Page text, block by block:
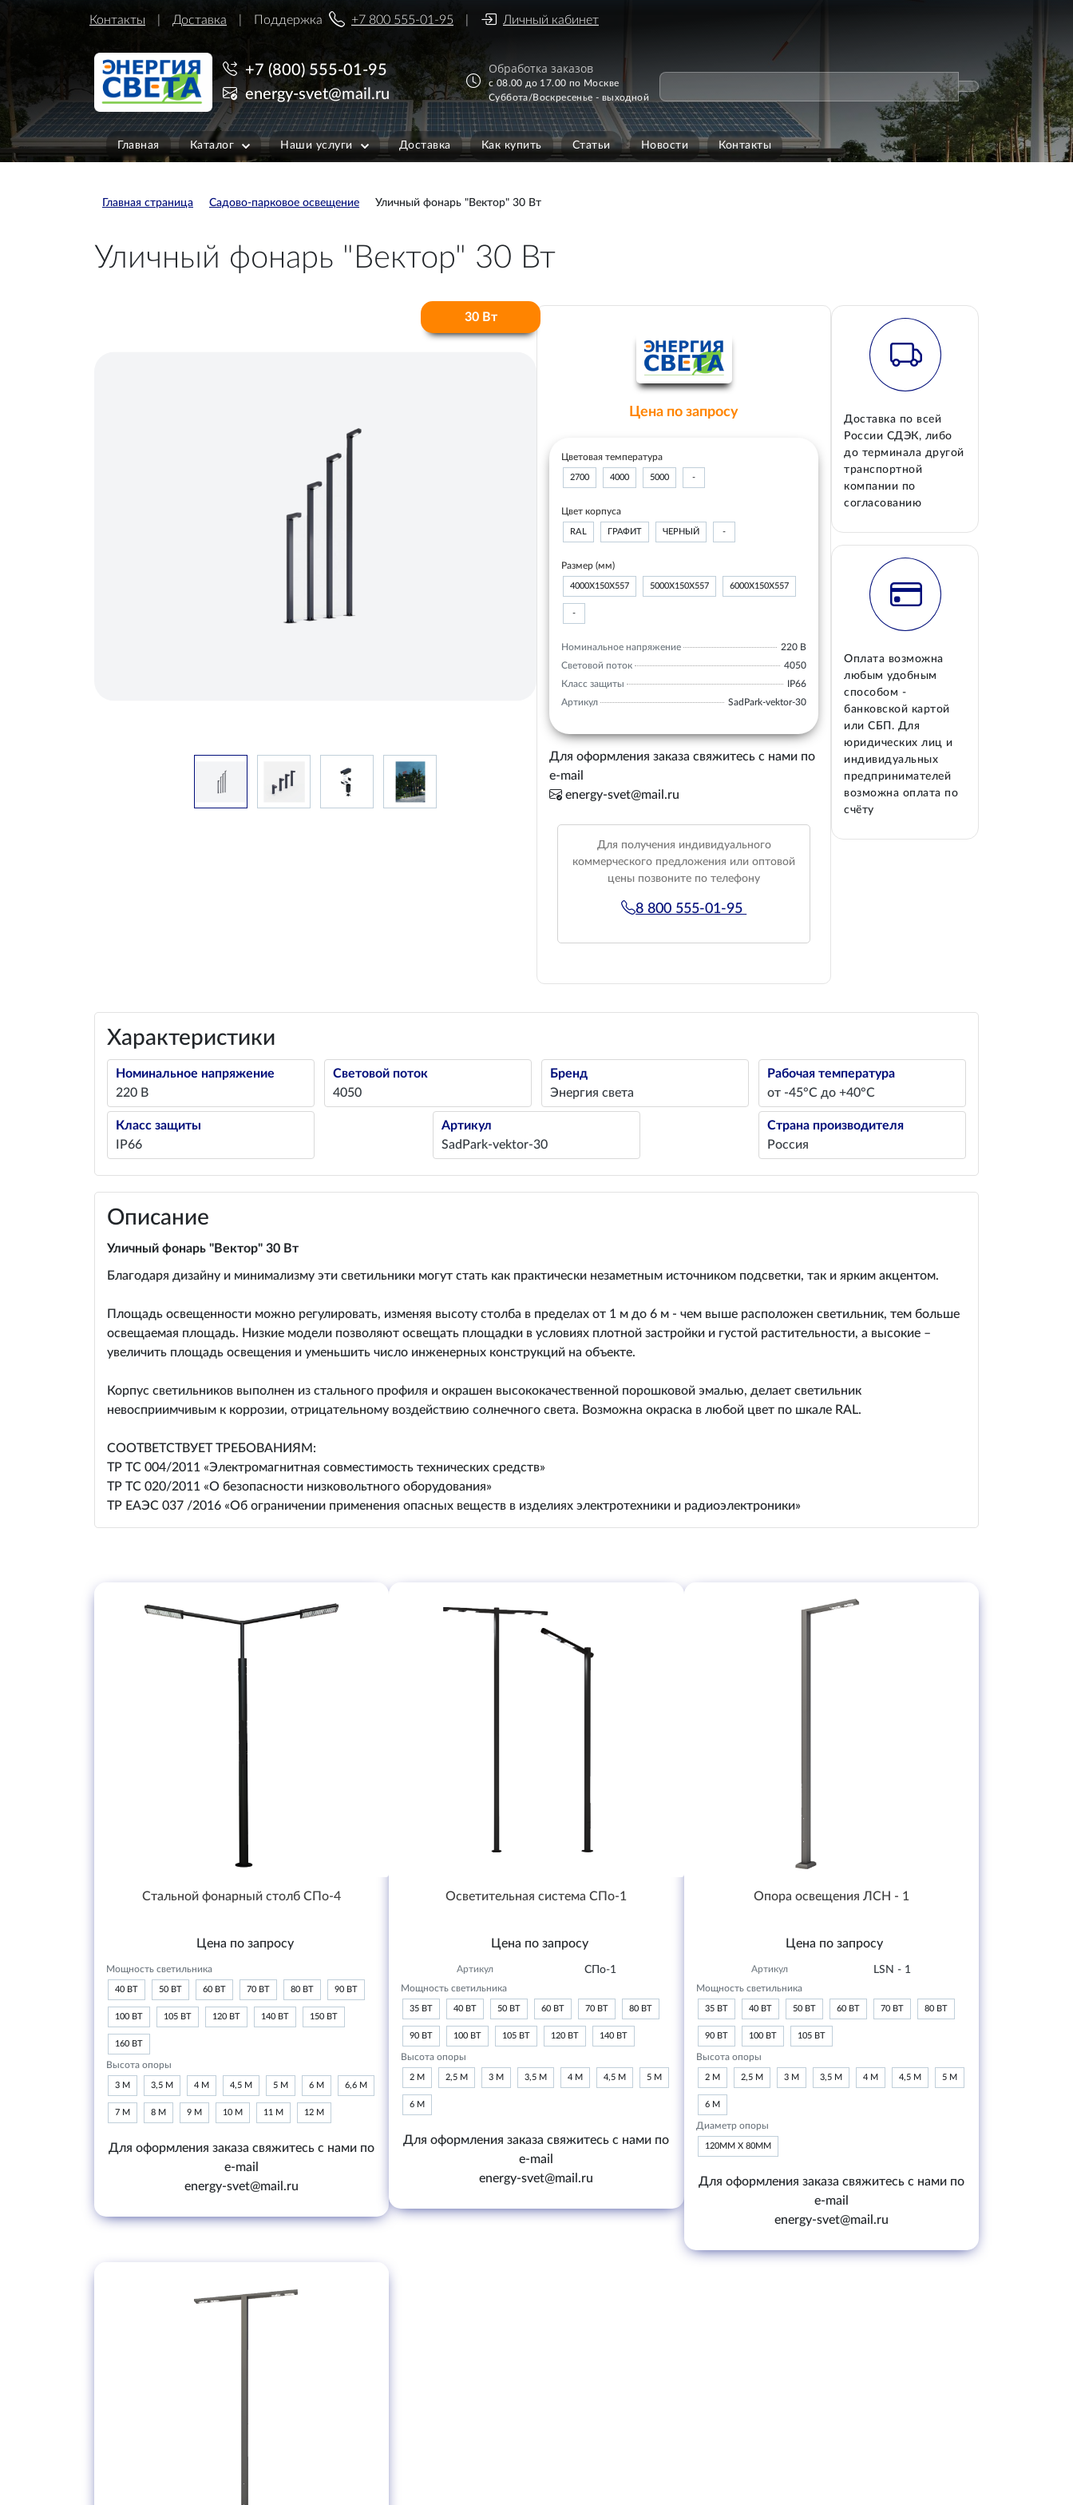
Контакты Доставка Поддержка +7 800 555-01-95 Личный кабинет
+7 (800) 555-01-95
energy-svet@mail.ru
Обработка заказов
с 08.00 до 17.00 по Москве
Суббота/Воскресенье - выходной
Главная Каталог Наши услуги Доставка Как купить Статьи Новости Контакты
Главная страница Садово-парковое освещение Уличный фонарь "Вектор" 30 Вт
Уличный фонарь "Вектор" 30 Вт
30 Вт
Цена по запросу
Цветовая температура
2700 4000 5000 -
Цвет корпуса
RAL ГРАФИТ ЧЕРНЫЙ -
Размер (мм)
4000Х150Х557 5000Х150Х557 6000Х150Х557
-
Номинальное напряжение
220 В
Световой поток
4050
Класс защиты
IP66
Артикул
SadPark-vektor-30
Для оформления заказа свяжитесь с нами по
e-mail
energy-svet@mail.ru
Для получения индивидуального
коммерческого предложения или оптовой
цены позвоните по телефону
8 800 555-01-95
Доставка по всей
России СДЭК, либо
до терминала другой
транспортной
компании по
согласованию
Оплата возможна
любым удобным
способом -
банковской картой
или СБП. Для
юридических лиц и
индивидуальных
предпринимателей
возможна оплата по
счёту
Характеристики
Номинальное напряжение
220 В
Световой поток
4050
Бренд
Энергия света
Рабочая температура
от -45°С до +40°С
Класс защиты
IP66
Артикул
SadPark-vektor-30
Страна производителя
Россия
Описание
Уличный фонарь "Вектор" 30 Вт
Благодаря дизайну и минимализму эти светильники могут стать как практически незаметным источником подсветки, так и ярким акцентом.
Площадь освещенности можно регулировать, изменяя высоту столба в пределах от 1 м до 6 м - чем выше расположен светильник, тем больше
освещаемая площадь. Низкие модели позволяют освещать площадки в условиях плотной застройки и густой растительности, а высокие –
увеличить площадь освещения и уменьшить число инженерных конструкций на объекте.
Корпус светильников выполнен из стального профиля и окрашен высококачественной порошковой эмалью, делает светильник
невосприимчивым к коррозии, отрицательному воздействию солнечного света. Возможна окраска в любой цвет по шкале RAL.
СООТВЕТСТВУЕТ ТРЕБОВАНИЯМ:
ТР ТС 004/2011 «Электромагнитная совместимость технических средств»
ТР ТС 020/2011 «О безопасности низковольтного оборудования»
ТР ЕАЭС 037 /2016 «Об ограничении применения опасных веществ в изделиях электротехники и радиоэлектроники»
Стальной фонарный столб СПо-4
Цена по запросу
Мощность светильника
40 ВТ 50 ВТ 60 ВТ 70 ВТ 80 ВТ 90 ВТ
100 ВТ 105 ВТ 120 ВТ 140 ВТ 150 ВТ
160 ВТ
Высота опоры
3 М 3,5 М 4 М 4,5 М 5 М 6 М 6,6 М
7 М 8 М 9 М 10 М 11 М 12 М
Для оформления заказа свяжитесь с нами по
e-mail
energy-svet@mail.ru
Осветительная система СПо-1
Цена по запросу
Артикул СПо-1
Мощность светильника
35 ВТ 40 ВТ 50 ВТ 60 ВТ 70 ВТ 80 ВТ
90 ВТ 100 ВТ 105 ВТ 120 ВТ 140 ВТ
Высота опоры
2 М 2,5 М 3 М 3,5 М 4 М 4,5 М 5 М
6 М
Для оформления заказа свяжитесь с нами по
e-mail
energy-svet@mail.ru
Опора освещения ЛСН - 1
Цена по запросу
Артикул LSN - 1
Мощность светильника
35 ВТ 40 ВТ 50 ВТ 60 ВТ 70 ВТ 80 ВТ
90 ВТ 100 ВТ 105 ВТ
Высота опоры
2 М 2,5 М 3 М 3,5 М 4 М 4,5 М 5 М
6 М
Диаметр опоры
120ММ Х 80ММ
Для оформления заказа свяжитесь с нами по
e-mail
energy-svet@mail.ru